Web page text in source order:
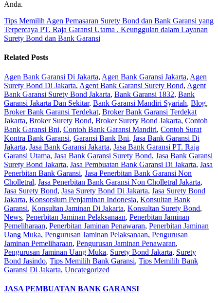
Anda.
Tips Memilih Agen Pemasaran Surety Bond dan Bank Garansi yang
Terpercaya PT. Raja Garansi Utama . Keunggulan dalam Layanan
Surety Bond dan Bank Garansi
Related Posts
Agen Bank Garansi Di Jakarta, Agen Bank Garansi Jakarta, Agen
Surety Bond Di Jakarta, Agent Bank Garansi Surety Bond, Agent
Bank Garansi Surety Bond Jakarta, Bank Garansi 1832, Bank
Garansi Jakarta Dan Sekitar, Bank Garansi Mandiri Syariah, Blog,
Broker Bank Garansi Terdekat, Broker Bank Garansi Terdekat
Jakarta, Broker Surety Bond, Broker Surety Bond Jakarta, Contoh
Bank Garansi Bni, Contoh Bank Garansi Mandiri, Contoh Surat
Kontra Bank Garansi, Garansi Bank Bni, Jasa Bank Garansi Di
Jakarta, Jasa Bank Garansi Jakarta, Jasa Bank Garansi PT. Raja
Garansi Utama, Jasa Bank Garansi Surety Bond, Jasa Bank Garansi
Surety Bond Jakarta, Jasa Pembuatan Bank Garansi Di Jakarta, Jasa
Penerbitan Bank Garansi, Jasa Penerbitan Bank Garansi Non
Cholletral, Jasa Penerbitan Bank Garansi Non Cholletral Jakarta,
Jasa Surety Bond, Jasa Surety Bond Di Jakarta, Jasa Surety Bond
Jakarta, Konsorsium Penjaminan Indonesia, Konsultan Bank
Garansi, Konsultan Jaminan Di Jakarta, Konsultan Surety Bond,
News, Penerbitan Jaminan Pelaksanaan, Penerbitan Jaminan
Pemeliharaan, Penerbitan Jaminan Penawaran, Penerbitan Jaminan
Uang Muka, Pengurusan Jaminan Pelaksanaan, Pengurusan
Jaminan Pemeliharaan, Pengurusan Jaminan Penawaran,
Pengurusan Jaminan Uang Muka, Surety Bond Jakarta, Surety
Bond Jasindo, Tips Memilih Bank Garansi, Tips Memilih Bank
Garansi Di Jakarta, Uncategorized
JASA PEMBUATAN BANK GARANSI